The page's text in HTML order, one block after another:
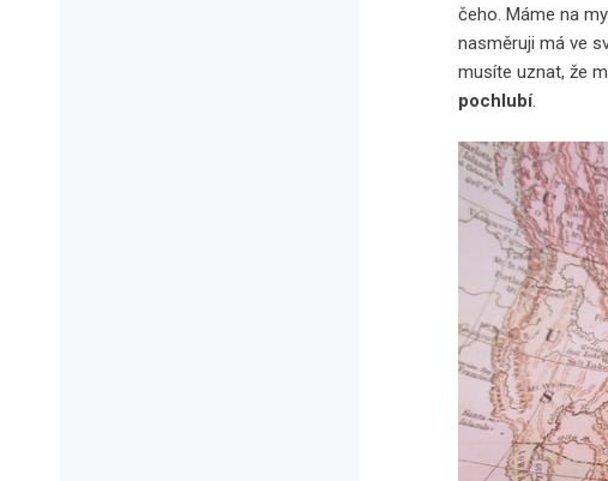
čeho. Máme na
nasměruji má ve
musíte uznat, že
pochlubí.